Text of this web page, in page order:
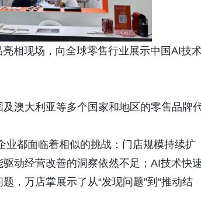
相现场，向全球零售行业展示中国AI技
澳大利亚等多个国家和地区的零售品牌
业都面临着相似的挑战：门店规模持续扩
动经营改善的洞察依然不足；AI技术快速
，万店掌展示了从“发现问题”到“推动结